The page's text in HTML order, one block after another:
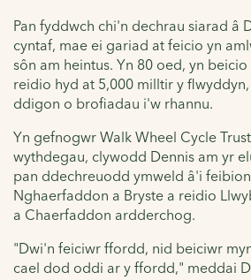
Pan fyddwch chi'n dechrau siarad â
cyntaf, mae ei gariad at feicio yn
sôn am heintus. Yn 80 oed, yn
reidio hyd at 5,000 milltir y
ddigon o brofiadau i'w rhannu.
Yn gefnogwr Walk Wheel Cycle
wythdegau, clywodd Dennis am yr
pan ddechreuodd ymweld â'i
Nghaerfaddon a Bryste a reidio
a Chaerfaddon ardderchog.
"Dwi'n feiciwr ffordd, nid beiciwr
cael dod oddi ar y ffordd," meddai